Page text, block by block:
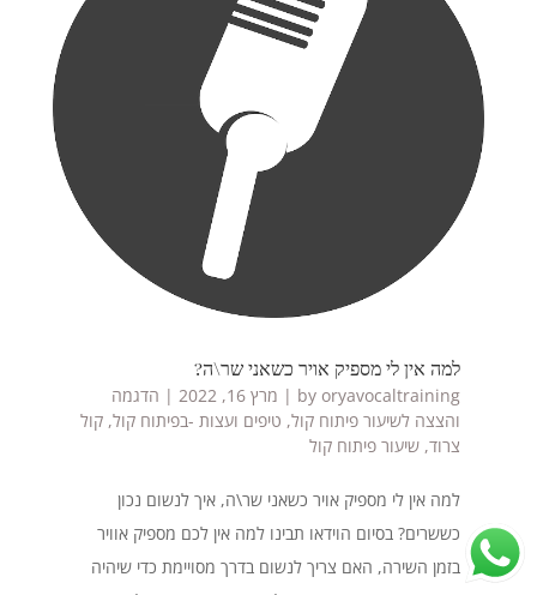
למה אין לי מספיק אויר כשאני שר\ה?
by oryavocaltraining
| מרץ 16, 2022 | הדגמה
והצצה לשיעור פיתוח קול, טיפים ועצות -בפיתוח קול, קול
צרוד, שיעור פיתוח קול
למה אין לי מספיק אויר כשאני שר\ה, איך לנשום נכון
כששרים? בסיום הוידאו תבינו למה אין לכם מספיק אוויר
בזמן השירה, האם צריך לנשום בדרך מסויימת כדי שיהיה